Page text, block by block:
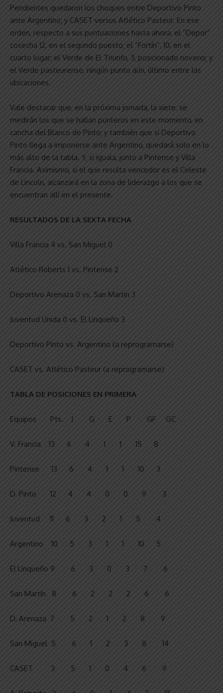
Pendientes quedaron los choques entre Deportivo Pinto
ante Argentino; y CASET versus Atlético Pasteur. En ese
orden, respecto a sus puntuaciones hasta ahora, el “Depor”
cosecha 12, en el segundo puesto; el “Fortín”, 10, en el
cuarto lugar; el Verde de El Triunfo, 3, posicionado noveno; y
el Verde pasteurense, ningún punto aún, último entre las
ubicaciones.
Vale destacar que, en la próxima jornada, la siete, se
medirán los que se hallan punteros en este momento, en
cancha del Blanco de Pinto; y también que si Deportivo
Pinto llega a imponerse ante Argentino, quedará solo en lo
más alto de la tabla. Y, si iguala, junto a Pintense y Villa
Francia. Asimismo, si el que resulta vencedor es el Celeste
de Lincoln, alcanzará en la zona de liderazgo a los que se
encuentran allí en el presente.
RESULTADOS DE LA SEXTA FECHA
Villa Francia 4 vs. San Miguel 0
Atlético Roberts 1 vs. Pintense 2
Deportivo Arenaza 0 vs. San Martin 3
Juventud Unida 0 vs. El Linqueño 3
Deportivo Pinto vs. Argentino (a reprogramarse)
CASET vs. Atlético Pasteur (a reprogramarse)
TABLA DE POSICIONES EN PRIMERA
Equipos Pts. J G E P GF GC
V. Francia 13 6 4 1 1 15 8
Pintense 13 6 4 1 1 10 3
D. Pinto 12 4 4 0 0 9 3
Juventud 11 6 3 2 1 5 4
Argentino 10 5 3 1 1 10 5
El Linqueño 9 6 3 0 3 7 6
San Martín 8 6 2 2 2 6 6
D. Arenaza 7 5 2 1 2 8 9
San Miguel 5 6 1 2 3 8 14
CASET 3 5 1 0 4 6 9